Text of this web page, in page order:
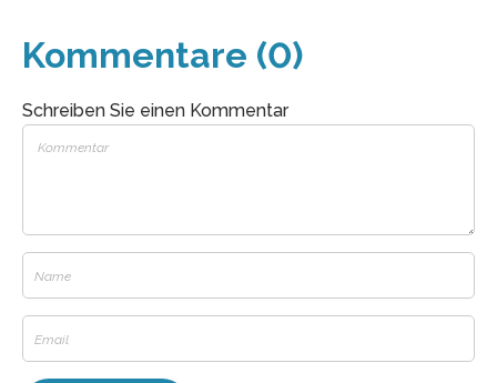
Kommentare (0)
Schreiben Sie einen Kommentar